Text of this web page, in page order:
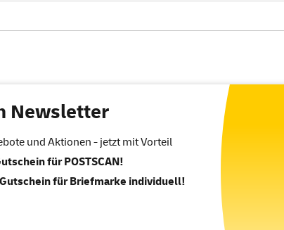
Newsletter
und Aktionen - jetzt mit Vorteil
für POSTSCAN!
für Briefmarke individuell!